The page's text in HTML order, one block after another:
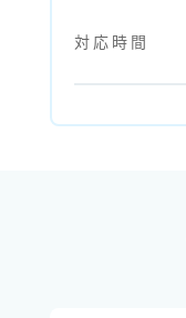
対応時間